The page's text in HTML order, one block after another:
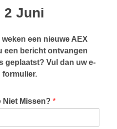
2 Juni
een nieuwe AEX
een bericht ontvangen
geplaatst? Vul dan uw e-
formulier.
Niet Missen? *